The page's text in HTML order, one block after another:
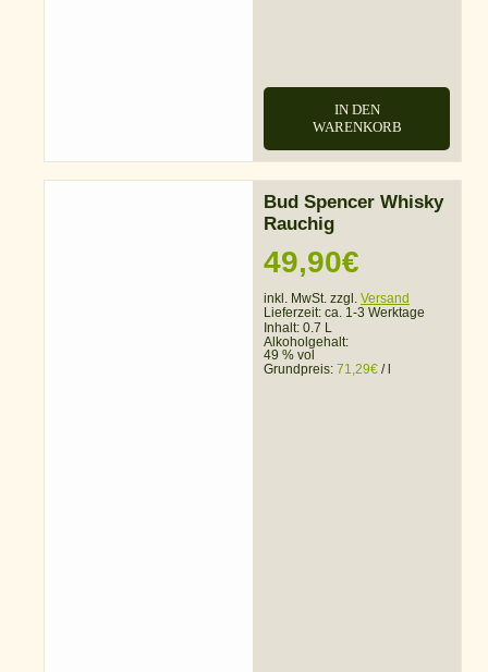
IN DEN
WARENKORB
Bud Spencer Whisky
Rauchig
49,90€
inkl. MwSt. zzgl. Versand
Lieferzeit: ca. 1-3 Werktage
Inhalt: 0.7 L
Alkoholgehalt:
49 % vol
Grundpreis: 71,29€ /